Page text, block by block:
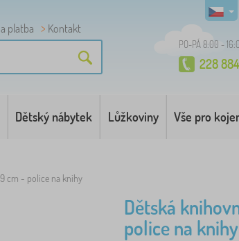
platba Kontakt
PO-PÁ 8:00 -
228
Dětský nábytek Lůžkoviny Vše pro
cm - police na knihy
Dětská
police na knihy